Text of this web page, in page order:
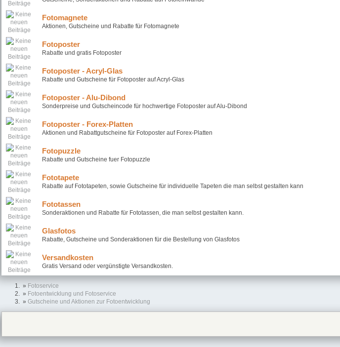
Fotomagnete
Aktionen, Gutscheine und Rabatte für Fotomagnete
Fotoposter
Rabatte und gratis Fotoposter
Fotoposter - Acryl-Glas
Rabatte und Gutscheine für Fotoposter auf Acryl-Glas
Fotoposter - Alu-Dibond
Sonderpreise und Gutscheincode für hochwertige Fotoposter auf Alu-Dibond
Fotoposter - Forex-Platten
Aktionen und Rabattgutscheine für Fotoposter auf Forex-Platten
Fotopuzzle
Rabatte und Gutscheine fuer Fotopuzzle
Fototapete
Rabatte auf Fototapeten, sowie Gutscheine für individuelle Tapeten die man selbst gestalten kann
Fototassen
Sonderaktionen und Rabatte für Fototassen, die man selbst gestalten kann.
Glasfotos
Rabatte, Gutscheine und Sonderaktionen für die Bestellung von Glasfotos
Versandkosten
Gratis Versand oder vergünstigte Versandkosten.
» Fotoservice
» Fotoentwicklung und Fotoservice
» Gutscheine und Aktionen zur Fotoentwicklung